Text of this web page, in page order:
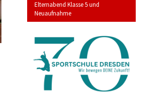
Elternabend Klasse 5 und
Neuaufnahme